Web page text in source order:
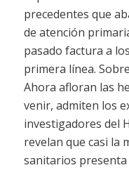
precedentes que
de atención
pasado factura a
primera línea.
Ahora afloran las
venir, admiten los
investigadores del
revelan que casi la
sanitarios